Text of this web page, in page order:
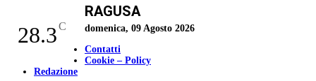
28.3C
RAGUSA
domenica, 09 Agosto 2026
Contatti
Cookie – Policy
Redazione